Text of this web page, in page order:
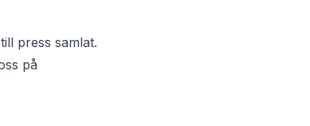
press samlat.
på